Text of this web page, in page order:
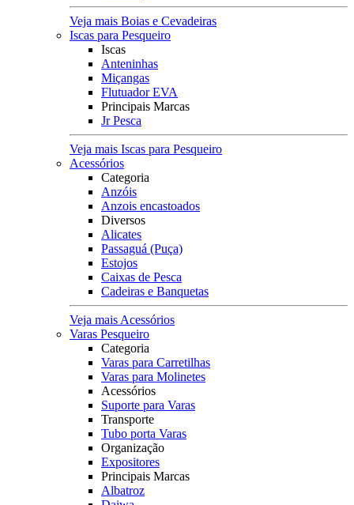
Veja mais Boias e Cevadeiras
Iscas para Pesqueiro
Iscas
Anteninhas
Miçangas
Flutuador EVA
Principais Marcas
Jr Pesca
Veja mais Iscas para Pesqueiro
Acessórios
Categoria
Anzóis
Anzois encastoados
Diversos
Alicates
Passaguá (Puça)
Estojos
Caixas de Pesca
Cadeiras e Banquetas
Veja mais Acessórios
Varas Pesqueiro
Categoria
Varas para Carretilhas
Varas para Molinetes
Acessórios
Suporte para Varas
Transporte
Tubo porta Varas
Organização
Expositores
Principais Marcas
Albatroz